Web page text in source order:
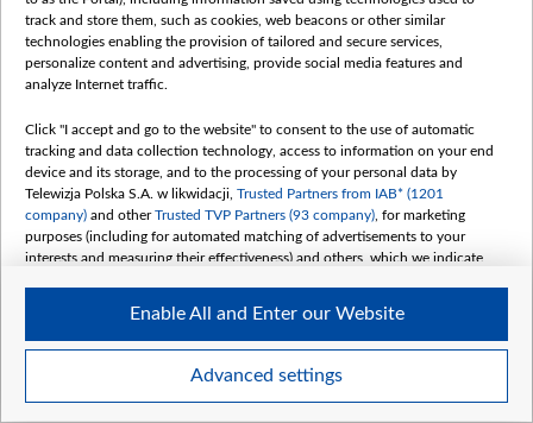
Белсат news
Белсат Shorts
Жэстачайшы мульт
Belsat English
Biełsat PL
Белсат Now
Белсат History
Белсат Music
Белсат Doc
My consents
track and store them, such as cookies, web beacons or other similar
technologies enabling the provision of tailored and secure services,
personalize content and advertising, provide social media features and
analyze Internet traffic.
Click "I accept and go to the website" to consent to the use of automatic
tracking and data collection technology, access to information on your end
device and its storage, and to the processing of your personal data by
Telewizja Polska S.A. w likwidacji, Trusted Partners from IAB* (1201
company) and otherTrusted TVP Partners (93 company) , for marketing
purposes (including for automated matching of advertisements to your
interests and measuring their effectiveness) and others, which we indicate
The purposes of processing your data by TVP S.A. w likwidacji are as
follows:
Use limited data to select advertising
Create profiles for personalised advertising
Advanced settings
Enable All and Enter our Website